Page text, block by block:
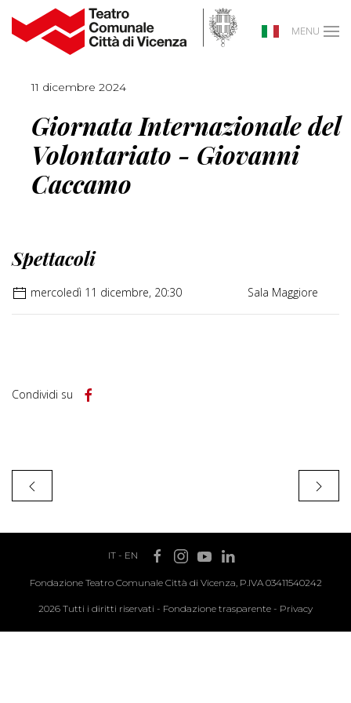
MENU
11 dicembre 2024
Giornata Internazionale del
Volontariato - Giovanni
Caccamo
Spettacoli
mercoledì 11 dicembre, 20:30 Sala Maggiore
Condividi su
IT- EN
Fondazione Teatro Comunale Città di Vicenza, P.IVA 03411540242
2026 Tutti i diritti riservati - Fondazione trasparente - Privacy